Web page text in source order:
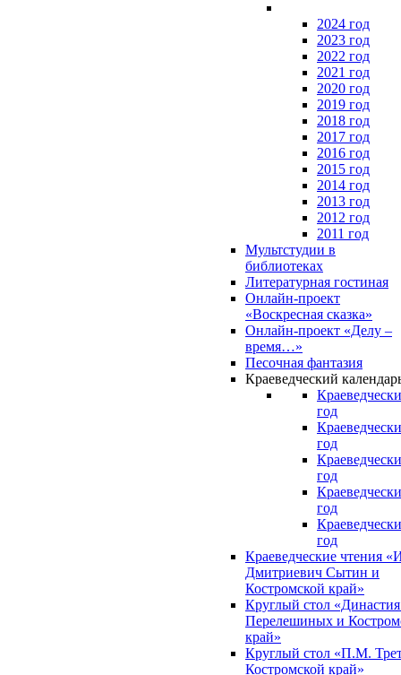
2024 год
2023 год
2022 год
2021 год
2020 год
2019 год
2018 год
2017 год
2016 год
2015 год
2014 год
2013 год
2012 год
2011 год
Мультстудии в
библиотеках
Литературная гостиная
Онлайн-проект
«Воскресная сказка»
Онлайн-проект «Делу –
время…»
Песочная фантазия
Краеведческий
год
год
год
год
год
Краеведческие чтения
Дмитриевич Сытин и
Костромской край»
Круглый стол
Перелешиных и
край»
Круглый стол «П.М.
Костромской край»